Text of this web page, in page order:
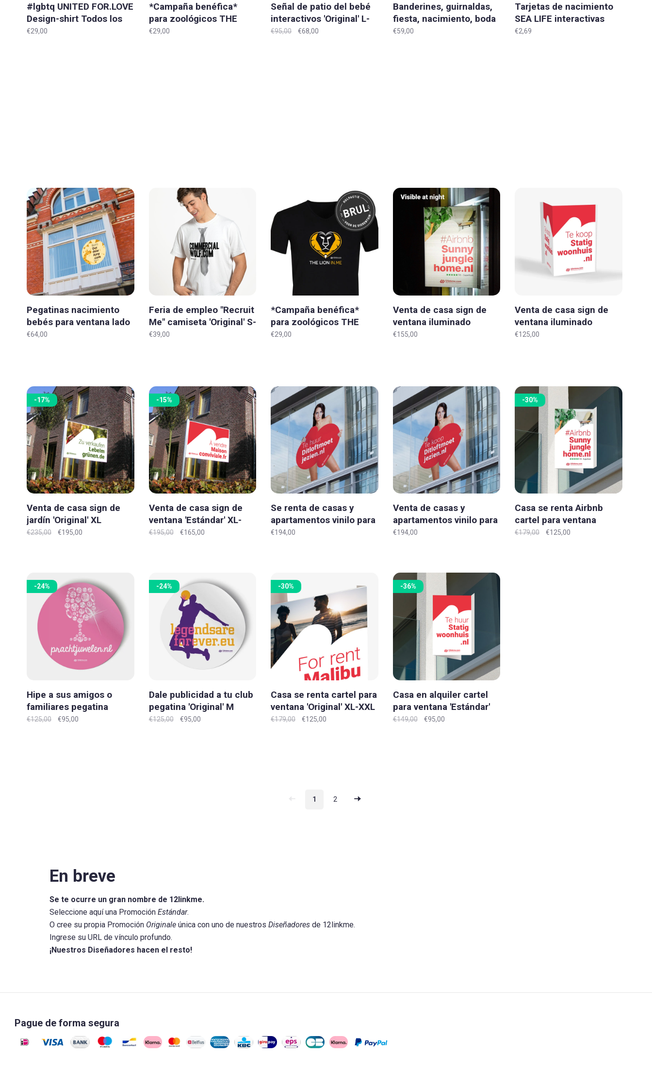
#lgbtq UNITED FOR.LOVE
Design-shirt Todos los
tamaños
€29,00
*Campaña benéfica*
para zoológicos THE
LION IN.ME 'Heart' T-shirt
€29,00
Señal de patio del bebé
interactivos 'Original' L-
XXL
€95,00 €68,00
Banderines, guirnaldas,
fiesta, nacimiento, boda
'Original'
€59,00
Tarjetas de nacimiento
SEA LIFE interactivas
'Original'
€2,69
Pegatinas nacimiento
bebés para ventana lado
de la calle 'Original' L-XL
€64,00
Feria de empleo "Recruit
Me" camiseta 'Original' S-
XXL
€39,00
*Campaña benéfica*
para zoológicos THE
LION IN.ME 'Heart' T-shirt
€29,00
Venta de casa sign de
ventana iluminado
'Original' XL-XXL
€155,00
Venta de casa sign de
ventana iluminado
'Estándar' XL-XXL
€125,00
-17%
Venta de casa sign de
jardín 'Original' XL
€235,00 €195,00
-15%
Venta de casa sign de
ventana 'Estándar' XL-
XXL - Copy
€195,00 €165,00
Se renta de casas y
apartamentos vinilo para
ventana 'Original' XXXL
€194,00
Venta de casas y
apartamentos vinilo para
ventana 'Original' XXXL
€194,00
-30%
Casa se renta Airbnb
cartel para ventana
'Original' XL-XXL
€179,00 €125,00
-24%
Hipe a sus amigos o
familiares pegatina
'Original' M
€125,00 €95,00
-24%
Dale publicidad a tu club
pegatina 'Original' M
€125,00 €95,00
-30%
Casa se renta cartel para
ventana 'Original' XL-XXL
€179,00 €125,00
-36%
Casa en alquiler cartel
para ventana 'Estándar'
XL-XXL
€149,00 €95,00
1 2
En breve
Se te ocurre un gran nombre de 12linkme.
Seleccione aquí una Promoción Estándar.
O cree su propia Promoción Originale única con uno de nuestros Diseñadores de 12linkme.
Ingrese su URL de vínculo profundo.
¡Nuestros Diseñadores hacen el resto!
Pague de forma segura